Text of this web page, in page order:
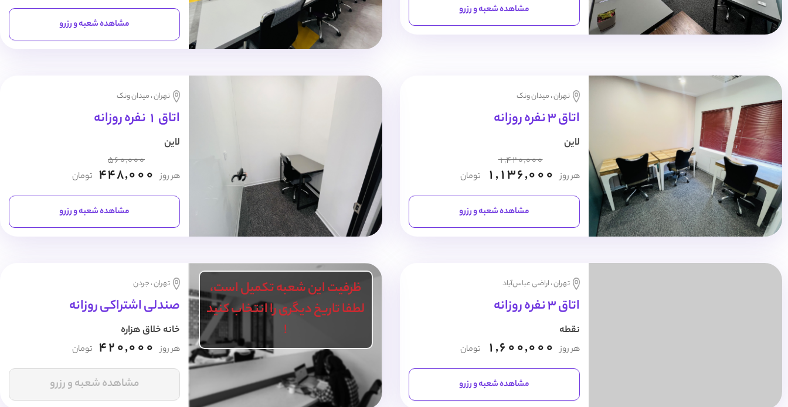
مشاهده شعبه و رزرو
مشاهده شعبه و رزرو
تهران ، میدان ونک
اتاق 3 نفره روزانه
لاین
هر روز
1,420,000
1,136,000 تومان
مشاهده شعبه و رزرو
تهران ، میدان ونک
اتاق 1 نفره روزانه
لاین
هر روز
560,000
448,000 تومان
مشاهده شعبه و رزرو
تهران ، اراضی عباس‌آباد
اتاق 3 نفره روزانه
نقطه
هر روز 1,600,000 تومان
مشاهده شعبه و رزرو
ظرفیت این شعبه تکمیل است،
لطفا تاریخ دیگری را انتخاب کنید
!
تهران ، جردن
صندلی اشتراکی روزانه
خانه خلاق هزاره
هر روز 420,000 تومان
مشاهده شعبه و رزرو